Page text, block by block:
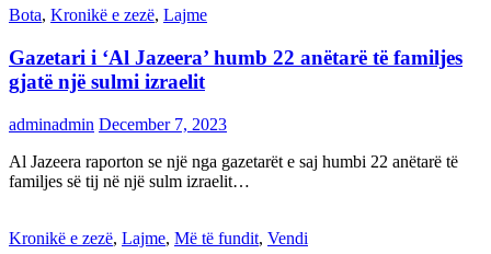
Bota, Kronikë e zezë, Lajme
Gazetari i ‘Al Jazeera’ humb 22 anëtarë të familjes
gjatë një sulmi izraelit
adminadmin December 7, 2023
Al Jazeera raporton se një nga gazetarët e saj humbi 22 anëtarë të
familjes së tij në një sulm izraelit…
Kronikë e zezë, Lajme, Më të fundit, Vendi